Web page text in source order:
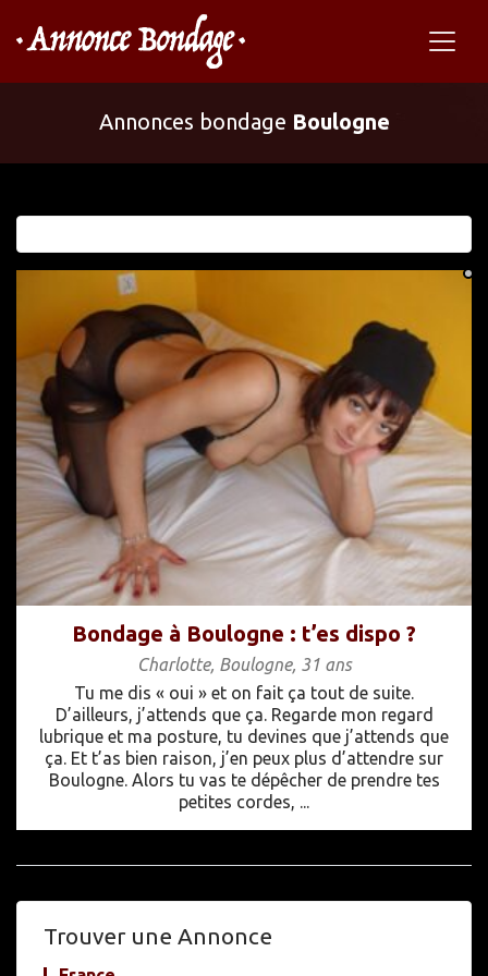
Annonces bondage Boulogne
Bondage à Boulogne : t’es dispo ?
Charlotte, Boulogne, 31 ans
Tu me dis « oui » et on fait ça tout de suite.
D’ailleurs, j’attends que ça. Regarde mon regard
lubrique et ma posture, tu devines que j’attends que
ça. Et t’as bien raison, j’en peux plus d’attendre sur
Boulogne. Alors tu vas te dépêcher de prendre tes
petites cordes, ...
Trouver une Annonce